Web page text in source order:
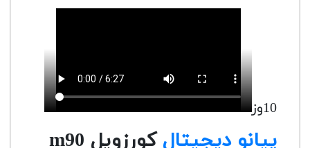
10وز
پیانو دیجیتال کورزویل m90